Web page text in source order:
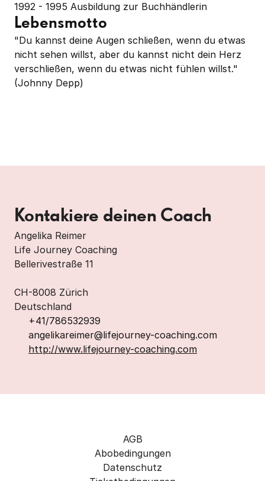
1992 - 1995 Ausbildung zur Buchhändlerin
Lebensmotto
"Du kannst deine Augen schließen, wenn du etwas
nicht sehen willst, aber du kannst nicht dein Herz
verschließen, wenn du etwas nicht fühlen willst."
(Johnny Depp)
Kontakiere deinen Coach
Angelika Reimer
Life Journey Coaching
Bellerivestraße 11
CH-8008 Zürich
Deutschland
+41/786532939
angelikareimer@lifejourney-coaching.com
http://www.lifejourney-coaching.com
AGB
Abobedingungen
Datenschutz